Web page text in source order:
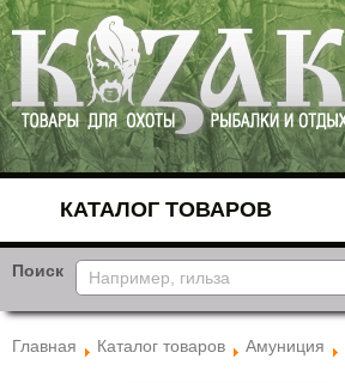
КАТАЛОГ ТОВАРОВ
Поиск
Главная Каталог товаров Амуниция